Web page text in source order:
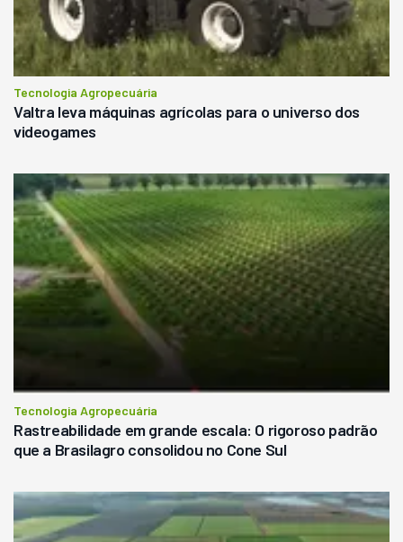
Tecnologia Agropecuária
Valtra leva máquinas agrícolas para o universo dos
videogames
Tecnologia Agropecuária
Rastreabilidade em grande escala: O rigoroso padrão
que a Brasilagro consolidou no Cone Sul